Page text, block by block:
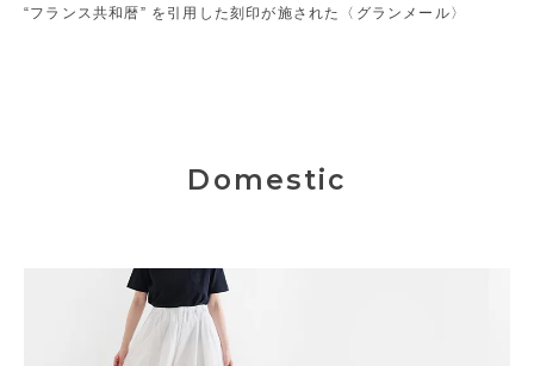
“フランス共和暦” を引用した刻印が施された〈グランメール〉
Domestic